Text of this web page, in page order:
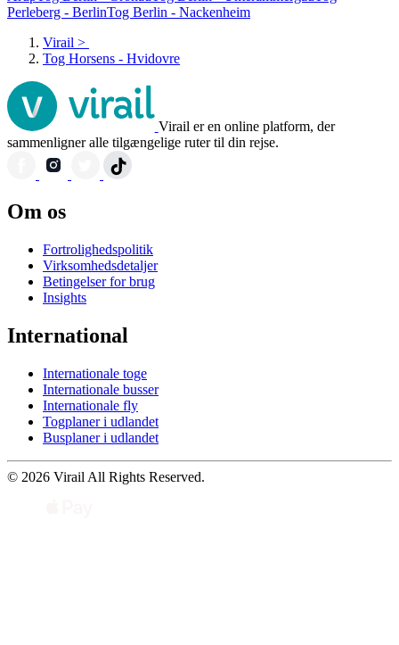
Perleberg - BerlinTog Berlin - Nackenheim
Virail >
Tog Horsens - Hvidovre
Virail er en online platform, der
sammenligner alle tilgængelige ruter til din rejse.
Om os
Fortrolighedspolitik
Virksomhedsdetaljer
Betingelser for brug
Insights
International
Internationale toge
Internationale busser
Internationale fly
Togplaner i udlandet
Busplaner i udlandet
© 2026 Virail All Rights Reserved.